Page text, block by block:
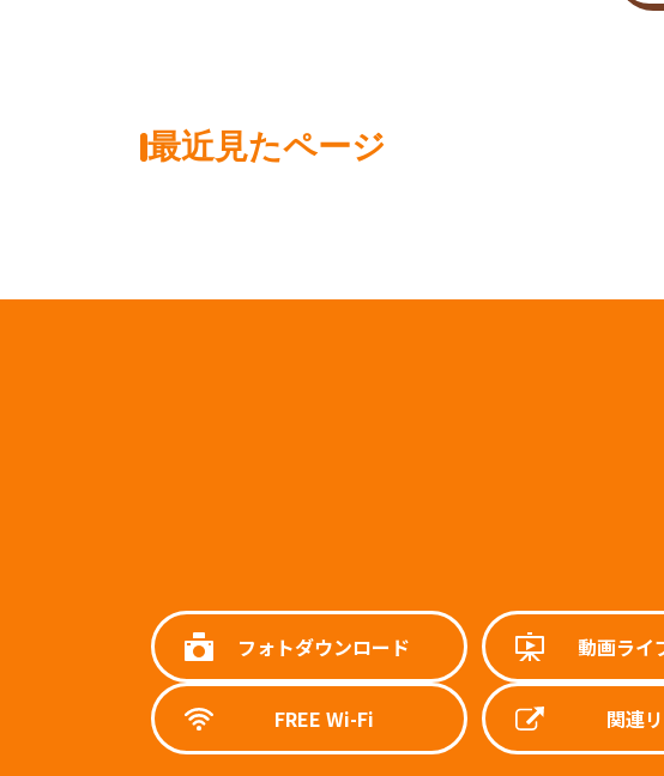
最近見たページ
フォトダウンロード 動画ライ
FREE Wi-Fi 関連